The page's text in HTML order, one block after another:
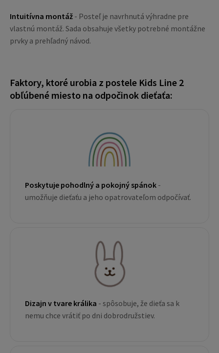
Intuitívna montáž - Posteľ je navrhnutá výhradne pre
vlastnú montáž. Sada obsahuje všetky potrebné montážne
prvky a prehľadný návod.
Faktory, ktoré urobia z postele Kids Line 2
obľúbené miesto na odpočinok dieťaťa:
Poskytuje pohodlný a pokojný spánok -
umožňuje dieťaťu a jeho opatrovateľom odpočívať.
Dizajn v tvare králika - spôsobuje, že dieťa sa k
nemu chce vrátiť po dni dobrodružstiev.